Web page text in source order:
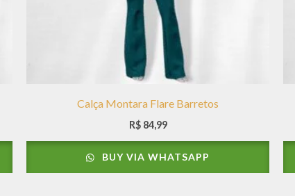
Calça Montara Flare Barretos
R$84,99
BUY VIA WHATSAPP